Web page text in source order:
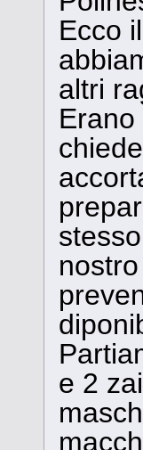
Ecco
altri
e 2